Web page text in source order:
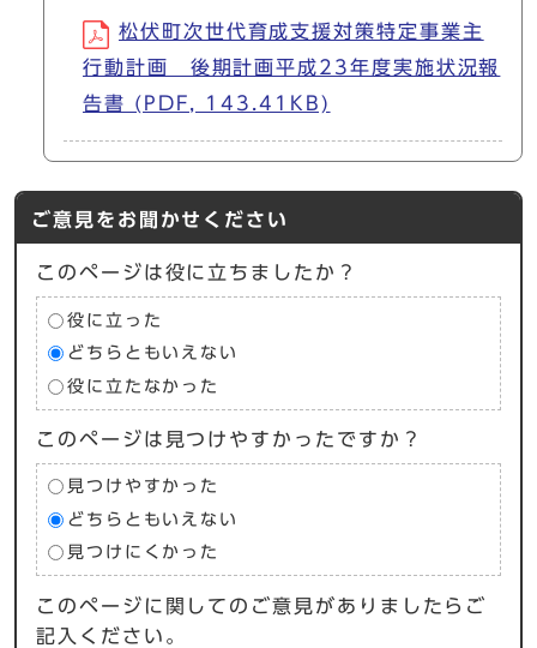
松伏町次世代育成支援対策特定事業主
行動計画 後期計画平成23年度実施状況報
告書 (PDF, 143.41KB)
ご意見をお聞かせください
このページは役に立ちましたか？
役に立った
どちらともいえない
役に立たなかった
このページは見つけやすかったですか？
見つけやすかった
どちらともいえない
見つけにくかった
このページに関してのご意見がありましたらご
記入ください。